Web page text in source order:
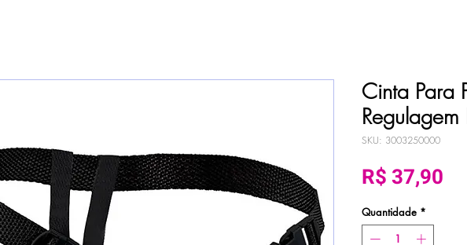
Cinta Para
Regulagem
SKU: 3003250000
R$ 37,90
Quantidade *